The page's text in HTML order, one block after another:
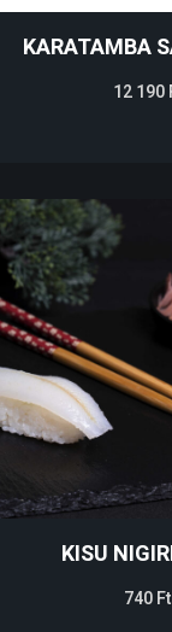
KARATAMBA
12 190
KISU
740Ft